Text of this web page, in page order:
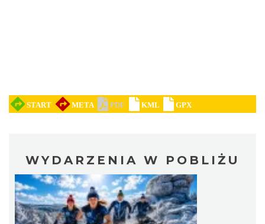
WYDARZENIA W POBLIŻU